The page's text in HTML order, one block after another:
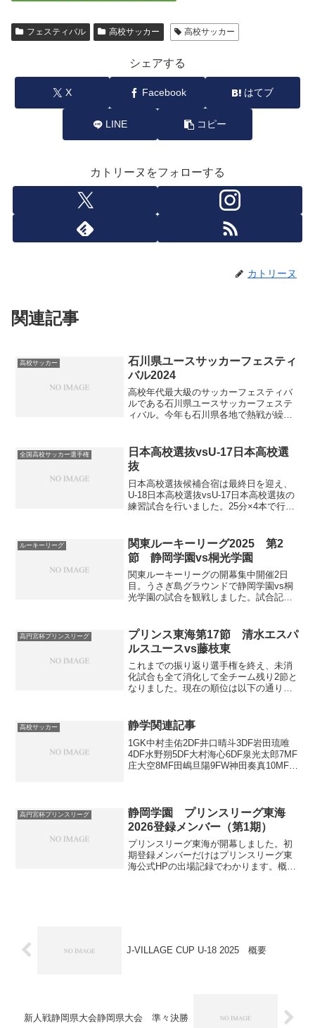
フェスティバル 高校サッカー 高校サッカー
シェアする
X Facebook はてブ
LINE コピー
カトリーヌをフォローする
カトリーヌ
関連記事
高校サッカー
石川県ユースサッカーフェスティ
バル2024
高校年代最大級のサッカーフェスティバ
ルである石川県ユースサッカーフェステ
ィバル。今年も石川県各地で熱戦が繰り
が試合を配信しています。マジで大きい
大会です。参加チーム（静...
全国高校サッカー選手権
日本高校選抜vsU-17日本高校選
抜
日本高校選抜候補合宿は最終日を迎え、
U-18日本高校選抜vsU-17日本高校選抜の
練習試合を行いました。25分×4本で行
バーおよびフォーメーションを並べてみ
まし...
ルーキーリーグ
関東ルーキーリーグ2025 第2
節 静岡学園vs桐光学園
関東ルーキーリーグの開幕集中開催2日
目。うさぎ島グラウンドで静岡学園vs桐
光学園の試合を観戦しました。試合記録
で、判明次第追記します。スタメン交代
HT：47→42、33...
高円宮杯プリンスリーグ
プリンス東海第17節 清水エスパ
ルスユースvs藤枝東
これまでの振り返り選手権を終え、未消
化試合も全て消化して全チーム残り2節と
なりました。現在の順位は以下の通り。
2を積めば優勝確定。プレミアプレーオフ
出場権残り1枠は同...
高校サッカー 静学関連記事
1GK中村圭佑2DF井口晴斗3DF岩田琉唯
4DF水野朔5DF大村海心6DF泉光太郎7MF
庄大空8MF田嶋旦陽9FW神田奏真10MF高
高円宮杯プリンスリーグ
静岡学園 プリンスリーグ東海
2026登録メンバー（第1期）
プリンスリーグ東海が開幕しました。初
期登録メンバーだけはプリンスリーグ東
海公式HPの出場記録でわかります。概ね
J-VILLAGE CUP U-18 2025 概要
新人戦静岡県大会静岡県大会 準々決勝